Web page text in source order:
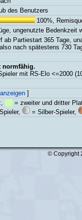
des Benutzers
100%,
ungenutzte Bedenkzeit
ab Partiestart 365 Tage,
nach spätestens 730
normfähig.
mit RS-Elo <=2000
]
= zweiter und dritter
= Silber-Spieler,
© Copyright